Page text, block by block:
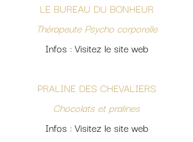
LE BUREAU DU BONHEUR
Thérapeute Psycho corporelle
Infos : Visitez le site web
PRALINE DES CHEVALIERS
Chocolats et pralines
Infos : Visitez le site web